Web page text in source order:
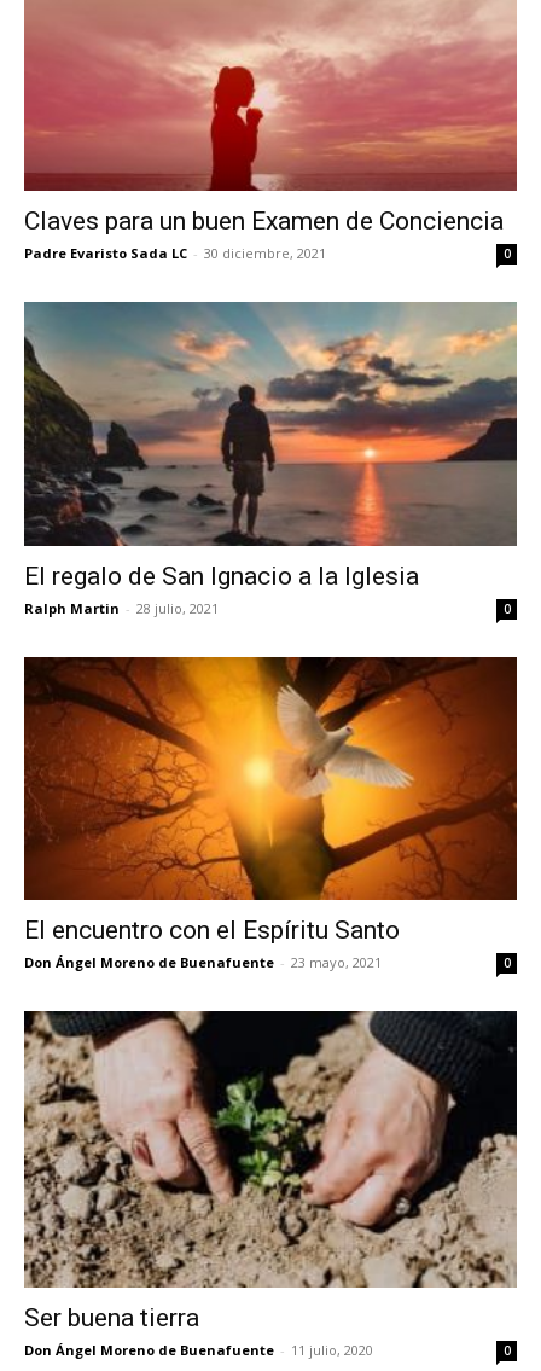
Claves para un buen Examen de Conciencia
Padre Evaristo Sada LC - 30 diciembre, 2021 0
El regalo de San Ignacio a la Iglesia
Ralph Martin - 28 julio, 2021 0
El encuentro con el Espíritu Santo
Don Ángel Moreno de Buenafuente - 23 mayo, 2021 0
Ser buena tierra
Don Ángel Moreno de Buenafuente - 11 julio, 2020 0